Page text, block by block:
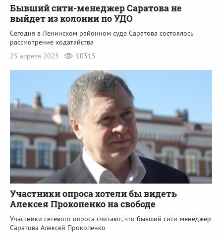
Бывший сити-менеджер Саратова не
выйдет из колонии по УДО
Сегодня в Ленинском районном суде Саратова состоялось
рассмотрение ходатайства
25 апреля 2025
10315
Участники опроса хотели бы видеть
Алексея Прокопенко на свободе
Участники сетевого опроса считают, что бывший сити-менеджер
Саратова Алексей Прокопенко